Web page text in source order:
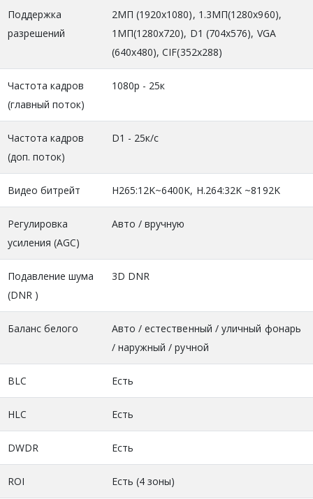
Поддержка
разрешений
2МП (1920x1080), 1.3MП(1280x960),
1МП(1280x720), D1 (704x576), VGA
(640x480), CIF(352x288)
Частота кадров
(главный поток)
1080р - 25к
Частота кадров
(доп. поток)
D1 - 25к/c
Видео битрейт H265:12K~6400K, H.264:32K ~8192K
Регулировка
усиления (AGC)
Авто / вручную
Подавление шума
(DNR )
3D DNR
Баланс белого
Авто / естественный / уличный фонарь
/ наружный / ручной
BLC Есть
HLC Есть
DWDR Есть
ROI Есть (4 зоны)